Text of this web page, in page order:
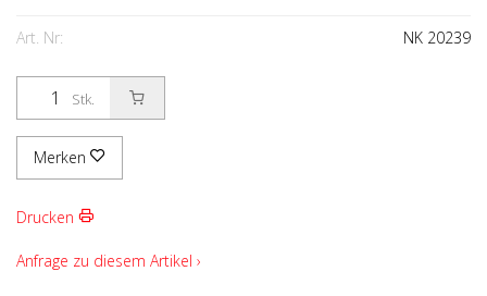
Art. Nr: NK 20239
Stk.
Merken
Drucken
Anfrage zu diesem Artikel ›